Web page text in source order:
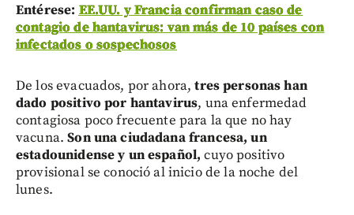
Entérese: EE.UU. y Francia confirman caso de
contagio de hantavirus: van más de 10 países con
infectados o sospechosos
De los evacuados, por ahora,tres personas han
dado positivo por hantavirus, una enfermedad
contagiosa poco frecuente para la que no hay
vacuna.Son una ciudadana francesa, un
estadounidense y un español, cuyo positivo
provisional se conoció al inicio de la noche del
lunes.